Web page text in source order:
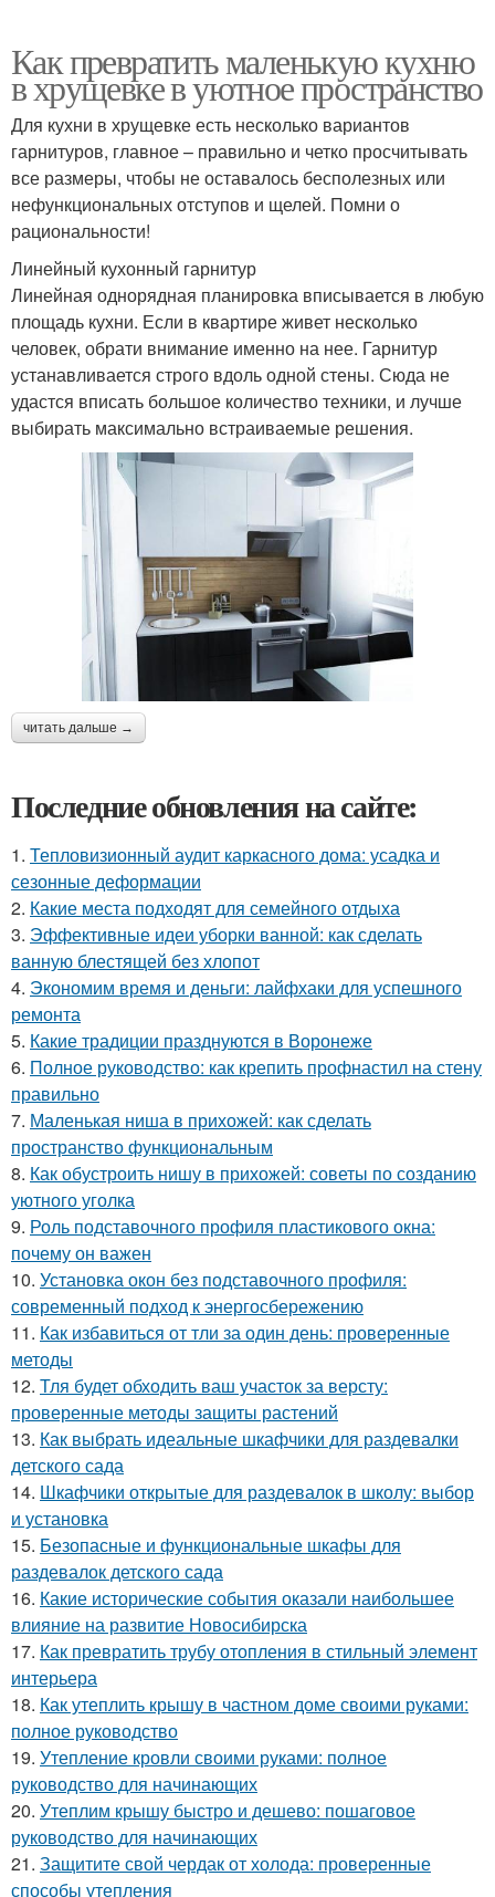
Как превратить маленькую кухню
в хрущевке в уютное пространство
Для кухни в хрущевке есть несколько вариантов
гарнитуров, главное – правильно и четко просчитывать
все размеры, чтобы не оставалось бесполезных или
нефункциональных отступов и щелей. Помни о
рациональности!
Линейный кухонный гарнитур
Линейная однорядная планировка вписывается в любую
площадь кухни. Если в квартире живет несколько
человек, обрати внимание именно на нее. Гарнитур
устанавливается строго вдоль одной стены. Сюда не
удастся вписать большое количество техники, и лучше
выбирать максимально встраиваемые решения.
читать дальше →
Последние обновления на сайте:
1. Тепловизионный аудит каркасного дома: усадка и
сезонные деформации
2. Какие места подходят для семейного отдыха
3. Эффективные идеи уборки ванной: как сделать
ванную блестящей без хлопот
4. Экономим время и деньги: лайфхаки для успешного
ремонта
5. Какие традиции празднуются в Воронеже
6. Полное руководство: как крепить профнастил на стену
правильно
7. Маленькая ниша в прихожей: как сделать
пространство функциональным
8. Как обустроить нишу в прихожей: советы по созданию
уютного уголка
9. Роль подставочного профиля пластикового окна:
почему он важен
10. Установка окон без подставочного профиля:
современный подход к энергосбережению
11. Как избавиться от тли за один день: проверенные
методы
12. Тля будет обходить ваш участок за версту:
проверенные методы защиты растений
13. Как выбрать идеальные шкафчики для раздевалки
детского сада
14. Шкафчики открытые для раздевалок в школу: выбор
и установка
15. Безопасные и функциональные шкафы для
раздевалок детского сада
16. Какие исторические события оказали наибольшее
влияние на развитие Новосибирска
17. Как превратить трубу отопления в стильный элемент
интерьера
18. Как утеплить крышу в частном доме своими руками:
полное руководство
19. Утепление кровли своими руками: полное
руководство для начинающих
20. Утеплим крышу быстро и дешево: пошаговое
руководство для начинающих
21. Защитите свой чердак от холода: проверенные
способы утепления